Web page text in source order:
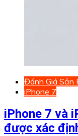
Đánh Giá Sản
iPhone 7
iPhone 7 và
được xác